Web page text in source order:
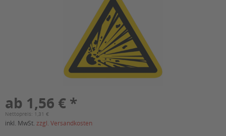
ab 1,56 € *
Nettopreis: 1,31 €
inkl. MwSt. zzgl. Versandkosten